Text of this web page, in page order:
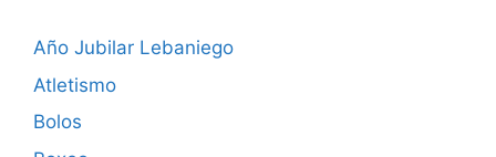
Año Jubilar Lebaniego
Atletismo
Bolos